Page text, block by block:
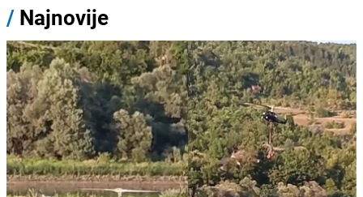
/ Najnovije